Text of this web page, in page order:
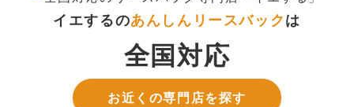
イエするのあんしんリースバック は
全国対応
お近くの専門店を探す